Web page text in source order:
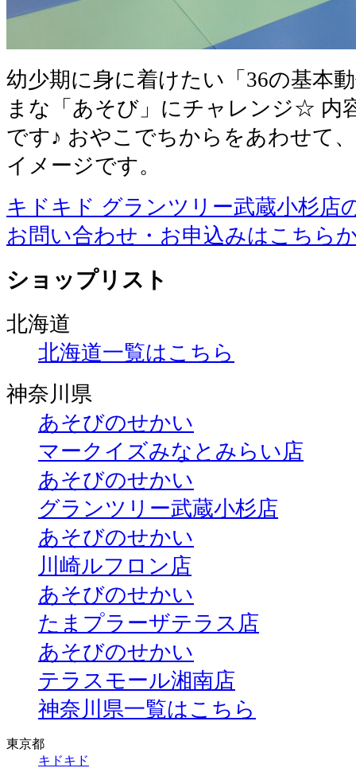
幼少期に身に着けたい「36の基本
まな「あそび」にチャレンジ☆ 内
です♪ おやこでちからをあわせて
イメージです。
キドキド グランツリー武蔵小杉店
お問い合わせ・お申込みはこちら
ショップリスト
北海道
北海道一覧はこちら
神奈川県
あそびのせかい
マークイズみなとみらい店
あそびのせかい
グランツリー武蔵小杉店
あそびのせかい
川崎ルフロン店
あそびのせかい
たまプラーザテラス店
あそびのせかい
テラスモール湘南店
神奈川県一覧はこちら
東京都
キドキド